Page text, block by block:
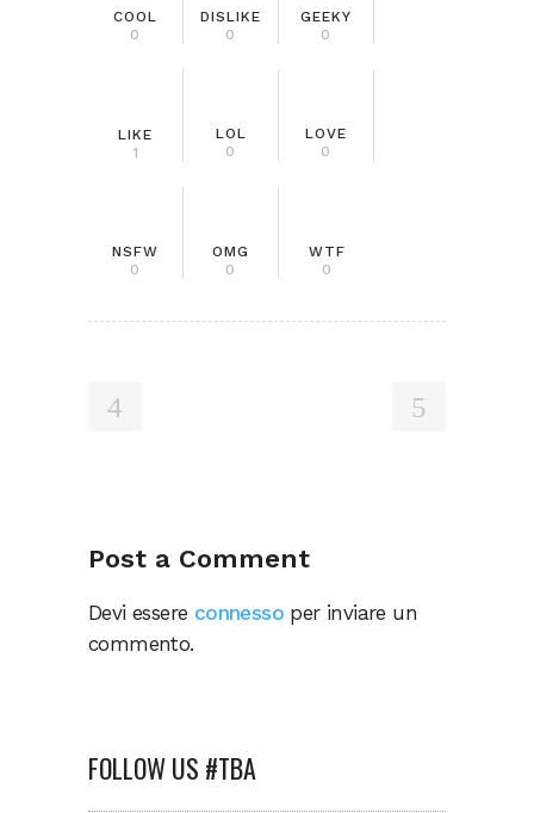
COOL
0
DISLIKE
0
GEEKY
0
LIKE
1
LOL
0
LOVE
0
NSFW
0
OMG
0
WTF
0
Post a Comment
Devi essere connesso per inviare un
commento.
FOLLOW US #TBA